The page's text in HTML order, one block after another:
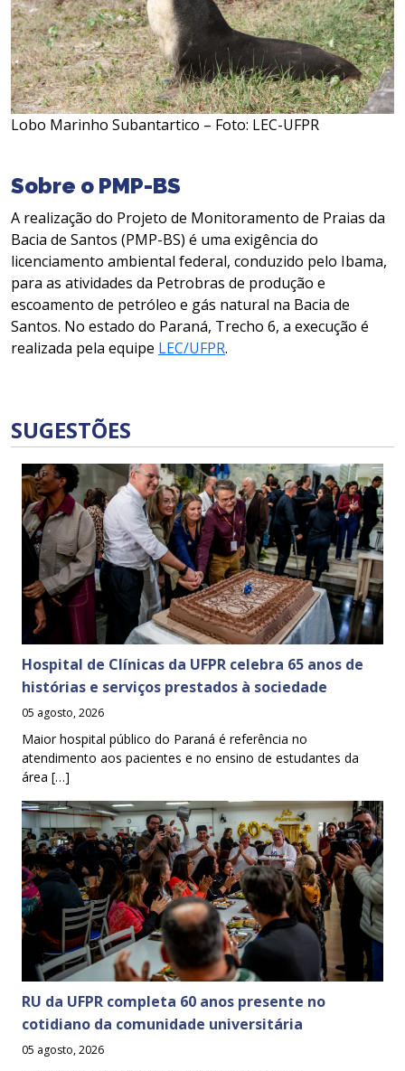
Lobo Marinho Subantartico – Foto: LEC-UFPR
Sobre o PMP-BS
A realização do Projeto de Monitoramento de Praias da
Bacia de Santos (PMP-BS) é uma exigência do
licenciamento ambiental federal, conduzido pelo Ibama,
para as atividades da Petrobras de produção e
escoamento de petróleo e gás natural na Bacia de
Santos. No estado do Paraná, Trecho 6, a execução é
realizada pela equipe LEC/UFPR.
SUGESTÕES
Hospital de Clínicas da UFPR celebra 65 anos de
histórias e serviços prestados à sociedade
05 agosto, 2026
Maior hospital público do Paraná é referência no
atendimento aos pacientes e no ensino de estudantes da
área […]
RU da UFPR completa 60 anos presente no
cotidiano da comunidade universitária
05 agosto, 2026